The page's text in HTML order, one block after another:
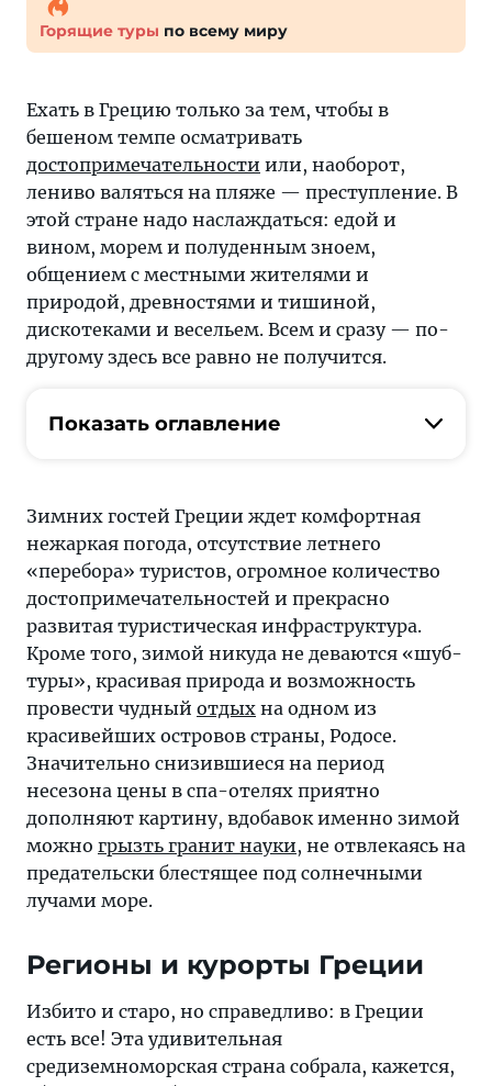
Горящие туры по всему миру
Ехать в Грецию только за тем, чтобы в
бешеном темпе осматривать
достопримечательности или, наоборот,
лениво валяться на пляже — преступление. В
этой стране надо наслаждаться: едой и
вином, морем и полуденным зноем,
общением с местными жителями и
природой, древностями и тишиной,
дискотеками и весельем. Всем и сразу — по-
другому здесь все равно не получится.
Показать оглавление
Зимних гостей Греции ждет комфортная
нежаркая погода, отсутствие летнего
«перебора» туристов, огромное количество
достопримечательностей и прекрасно
развитая туристическая инфраструктура.
Кроме того, зимой никуда не деваются «шуб-
туры», красивая природа и возможность
провести чудный отдых на одном из
красивейших островов страны, Родосе.
Значительно снизившиеся на период
несезона цены в спа-отелях приятно
дополняют картину, вдобавок именно зимой
можно грызть гранит науки, не отвлекаясь на
предательски блестящее под солнечными
лучами море.
Регионы и курорты Греции
Избито и старо, но справедливо: в Греции
есть все! Эта удивительная
средиземноморская страна собрала, кажется,